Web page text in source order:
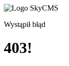
Wystąpił błąd
403!